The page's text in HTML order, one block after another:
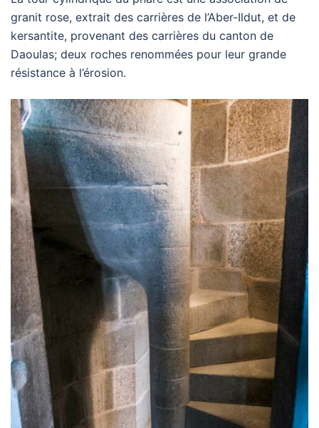
granit rose, extrait des carrières de l’Aber-Ildut, et de
kersantite, provenant des carrières du canton de
Daoulas; deux roches renommées pour leur grande
résistance à l’érosion.